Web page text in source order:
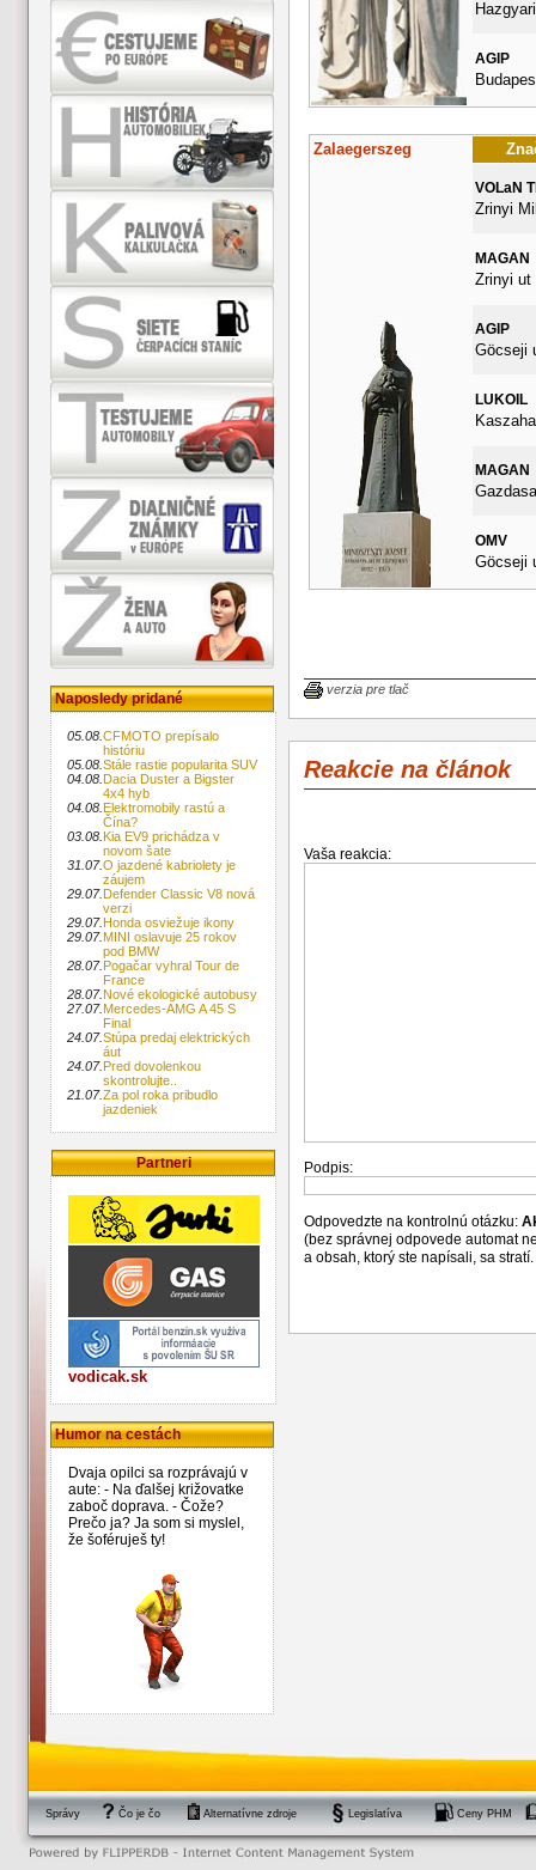
Naposledy pridané
05.08.CFMOTO prepísalo
históriu
05.08.Stále rastie popularita SUV
04.08.Dacia Duster a Bigster
4x4 hyb
04.08.Elektromobily rastú a
Čína?
03.08.Kia EV9 prichádza v
novom šate
31.07.O jazdené kabriolety je
záujem
29.07.Defender Classic V8 nová
verzi
29.07.Honda osviežuje ikony
29.07.MINI oslavuje 25 rokov
pod BMW
28.07.Pogačar vyhral Tour de
France
28.07.Nové ekologické autobusy
27.07.Mercedes-AMG A 45 S
Final
24.07.Stúpa predaj elektrických
áut
24.07.Pred dovolenkou
skontrolujte..
21.07.Za pol roka pribudlo
jazdeniek
Partneri
vodicak.sk
Humor na cestách
Dvaja opilci sa rozprávajú v
aute: - Na ďalšej križovatke
zaboč doprava. - Čože?
Prečo ja? Ja som si myslel,
že šoféruješ ty!
AGIP
Zalaegerszeg
VOLaN
Zrinyi
MAGAN
Zrinyi ut
AGIP
Göcseji
LUKOIL
MAGAN
OMV
Göcseji
verzia pre tlač
Reakcie na článok
Vaša reakcia:
Podpis:
Odpovedzte na kontrolnú otázku:
(bez správnej odpovede automat
a obsah, ktorý ste napísali, sa
Správy Čo je čo Alternatívne zdroje Legislatíva Ceny PHM